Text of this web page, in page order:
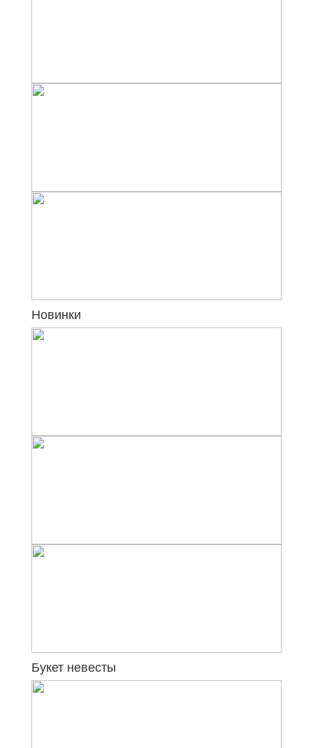
Новинки
Букет невесты